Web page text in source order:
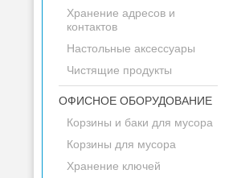
Хранение адресов и
контактов
Настольные аксессуары
Чистящие продукты
ОФИСНОЕ ОБОРУДОВАНИЕ
Корзины и баки для мусора
Корзины для мусора
Хранение ключей